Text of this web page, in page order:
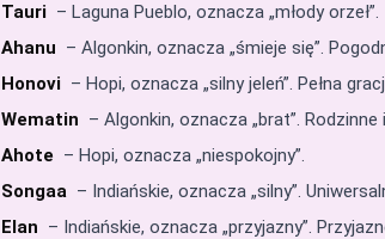
Tauri – Laguna Pueblo, oznacza „młody orzeł”.
Ahanu – Algonkin, oznacza „śmieje się”.
Honovi – Hopi, oznacza „silny jeleń”. Pełna
Wematin – Algonkin, oznacza „brat”. Rodzinne
Ahote – Hopi, oznacza „niespokojny”.
Songaa – Indiańskie, oznacza „silny”.
Elan – Indiańskie, oznacza „przyjazny”.